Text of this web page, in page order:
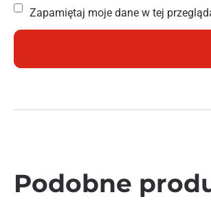
Zapamiętaj moje dane w tej
Podobne